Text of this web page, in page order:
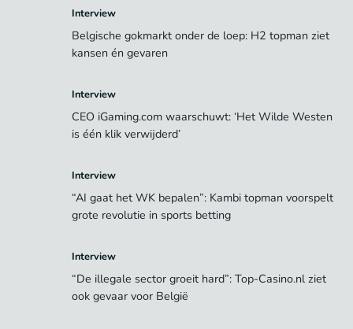
Interview
Belgische gokmarkt onder de loep: H2 topman ziet
kansen én gevaren
Interview
CEO iGaming.com waarschuwt: ‘Het Wilde Westen
is één klik verwijderd’
Interview
“AI gaat het WK bepalen”: Kambi topman voorspelt
grote revolutie in sports betting
Interview
“De illegale sector groeit hard”: Top-Casino.nl ziet
ook gevaar voor België